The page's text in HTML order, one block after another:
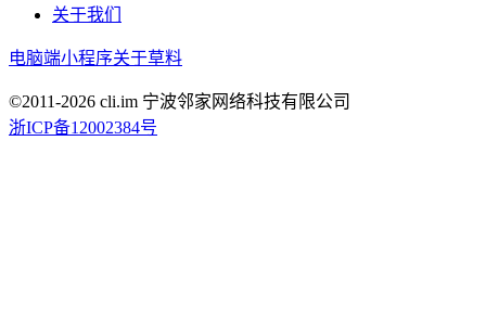
关于我们
电脑端小程序关于草料
©2011-2026 cli.im 宁波邻家网络科技有限公司
浙ICP备12002384号